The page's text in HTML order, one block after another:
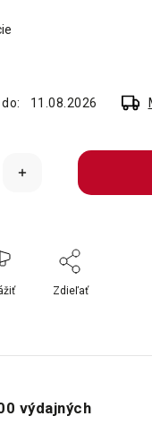
11.08.2026
Zdieľať
výdajných